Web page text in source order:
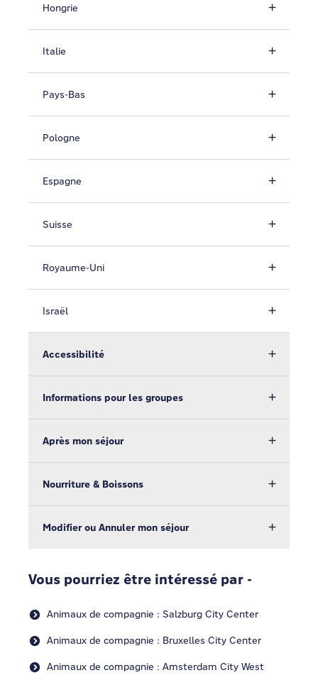
Hongrie
Italie
Pays-Bas
Pologne
Espagne
Suisse
Royaume-Uni
Israël
Accessibilité
Informations pour les groupes
Après mon séjour
Nourriture & Boissons
Modifier ou Annuler mon séjour
Vous pourriez être intéressé par -
Animaux de compagnie : Salzburg City Center
Animaux de compagnie : Bruxelles City Center
Animaux de compagnie : Amsterdam City West